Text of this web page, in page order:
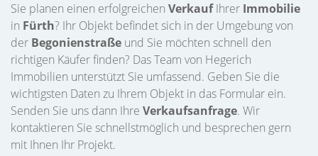
Sie planen einen erfolgreichen VerkaufIhrer Immobilie
in Fürth? Ihr Objekt befindet sich in der Umgebung von
der Begonienstraße und Sie möchten schnell den
richtigen Käufer finden? Das Team von Hegerich
Immobilien unterstützt Sie umfassend. Geben Sie die
wichtigsten Daten zu Ihrem Objekt in das Formular ein.
Senden Sie uns dann Ihre Verkaufsanfrage. Wir
kontaktieren Sie schnellstmöglich und besprechen gern
mit Ihnen Ihr Projekt.